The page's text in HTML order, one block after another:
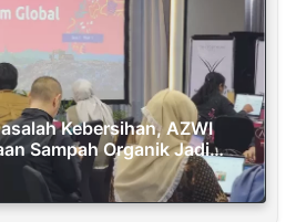
Kebersihan, AZWI
Sampah Organik Jadi